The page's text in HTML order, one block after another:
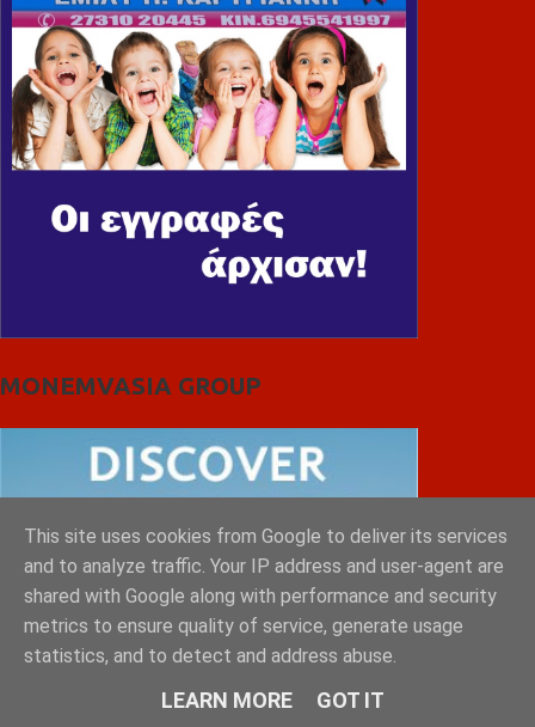
MONEMVASIA GROUP
This site uses cookies from Google to deliver its services
and to analyze traffic. Your IP address and user-agent are
shared with Google along with performance and security
metrics to ensure quality of service, generate usage
statistics, and to detect and address abuse.
LEARN MORE GOT IT